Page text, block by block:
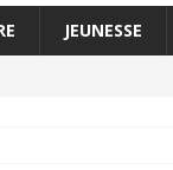
JEUNESSE